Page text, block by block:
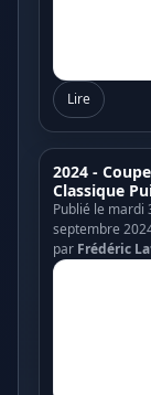
Lire
2024 -
Classique
Publié le
septembre
par Frédéric